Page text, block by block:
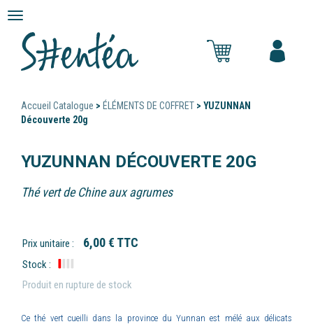
Menu
navigation
Accueil Catalogue > ÉLÉMENTS DE COFFRET > YUZUNNAN
Découverte 20g
YUZUNNAN DÉCOUVERTE 20G
Thé vert de Chine aux agrumes
Prix unitaire : 6,00 € TTC
Produit en rupture de stock
Ce thé vert cueilli dans la province du Yunnan est mélé aux délicats